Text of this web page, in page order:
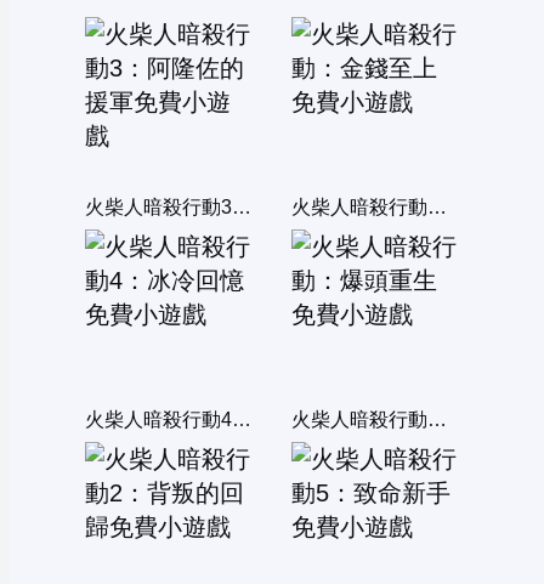
火柴人暗殺行動3：阿隆佐的援軍 火柴人暗殺行動：金錢至上
火柴人暗殺行動4：冰冷回憶 火柴人暗殺行動：爆頭重生